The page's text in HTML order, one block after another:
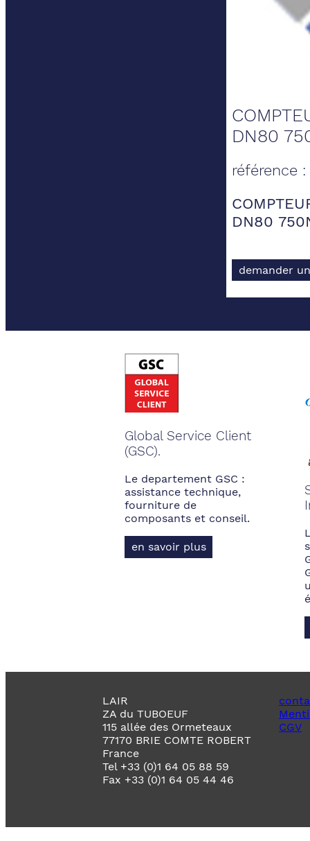
DN80
référence :
DN80
demander
Global Service Client
(GSC).
Le departement GSC :
assistance technique,
fourniture de
composants et conseil.
en savoir plus
LAIR
ZA du TUBOEUF
115 allée des Ormeteaux
77170 BRIE COMTE ROBERT
France
Tel +33 (0)1 64 05 88 59
Fax +33 (0)1 64 05 44 46
CGV